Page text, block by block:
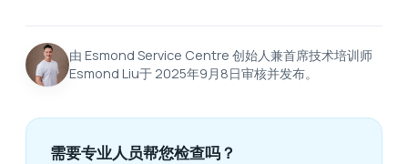
由 Esmond Service Centre 创始人兼首席技术培训师
Esmond Liu于 2025年9月8日审核并发布。
需要专业人员帮您检查吗？